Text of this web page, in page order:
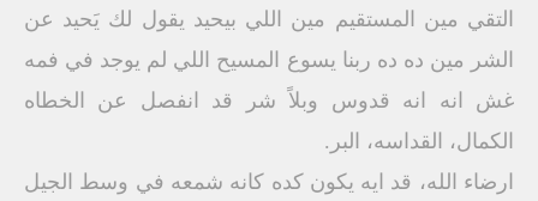
التقي مين المستقيم مين اللي بيحيد يقول لك يَحيد عن
الشر مين ده ده ربنا يسوع المسيح اللي لم يوجد في فمه
غش انه انه قدوس وبلاً شر قد انفصل عن الخطاه
الكمال، القداسه، البر.
ارضاء الله، قد ايه يكون كده كانه شمعه في وسط الجيل